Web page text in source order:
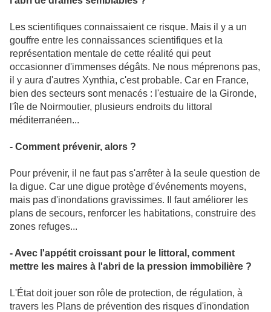
Les scientifiques connaissaient ce risque. Mais il y a un
gouffre entre les connaissances scientifiques et la
représentation mentale de cette réalité qui peut
occasionner d'immenses dégâts. Ne nous méprenons pas,
il y aura d'autres Xynthia, c'est probable. Car en France,
bien des secteurs sont menacés : l'estuaire de la Gironde,
l'île de Noirmoutier, plusieurs endroits du littoral
méditerranéen...
- Comment prévenir, alors ?
Pour prévenir, il ne faut pas s'arrêter à la seule question de
la digue. Car une digue protège d'événements moyens,
mais pas d'inondations gravissimes. Il faut améliorer les
plans de secours, renforcer les habitations, construire des
zones refuges...
- Avec l'appétit croissant pour le littoral, comment
mettre les maires à l'abri de la pression immobilière ?
L'État doit jouer son rôle de protection, de régulation, à
travers les Plans de prévention des risques d'inondation